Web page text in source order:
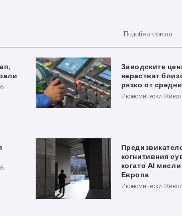
Подобни статии
Заводските
нарастват
рязко от
Икономически Живот
когнитивния
когато AI
Европа
Икономически Живот